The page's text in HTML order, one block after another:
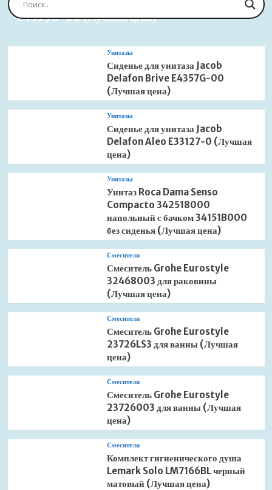
(Лучшая
E4359G-00 (Лучшая цена)
Унитазы
Сиденье для унитаза Jacob
Delafon Brive E4357G-00
(Лучшая цена)
Унитазы
Сиденье для унитаза Jacob
Delafon Aleo E33127-0 (Лучшая
цена)
Унитазы
Унитаз Roca Dama Senso
Compacto 342518000
напольный с бачком 34151B000
без сиденья (Лучшая цена)
Смесители
Смеситель Grohe Eurostyle
32468003 для раковины
(Лучшая цена)
Смесители
Смеситель Grohe Eurostyle
23726LS3 для ванны (Лучшая
цена)
Смесители
Смеситель Grohe Eurostyle
23726003 для ванны (Лучшая
цена)
Смесители
Комплект гигиенического душа
Lemark Solo LM7166BL черный
матовый (Лучшая цена)